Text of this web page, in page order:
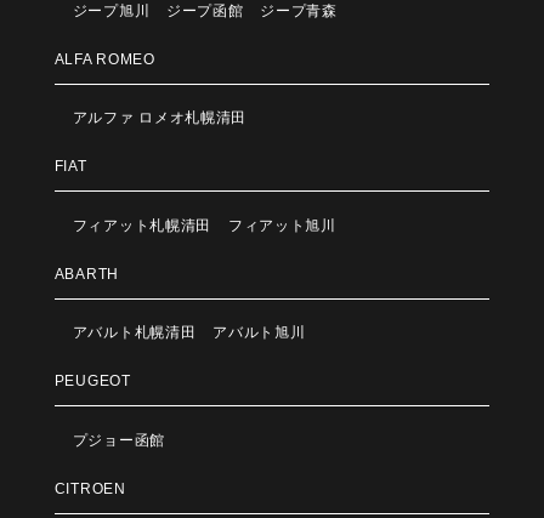
ジープ旭川
ジープ函館 ジープ青森
ALFA ROMEO
アルファ ロメオ札幌清田
FIAT
フィアット札幌清田 フィアット旭川
ABARTH
アバルト札幌清田 アバルト旭川
PEUGEOT
プジョー函館
CITROEN